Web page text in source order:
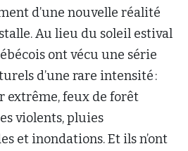
d’une nouvelle réalité
Au lieu du soleil estival
ont vécu une série
d’une rare intensité :
extrême, feux de forêt
violents, pluies
et inondations. Et ils n’ont